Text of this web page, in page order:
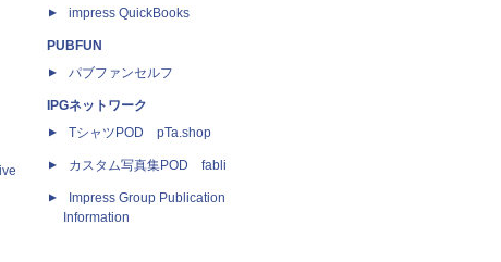
impress QuickBooks
PUBFUN
パブファンセルフ
IPGネットワーク
TシャツPOD pTa.shop
カスタム写真集POD fabli
Impress Group Publication
Information